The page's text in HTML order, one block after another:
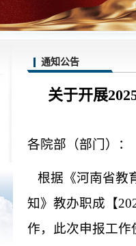
通知公告
关于开展
各院部（部门）：
根据《河南省教
知》教办职成【
作，此次申报工作